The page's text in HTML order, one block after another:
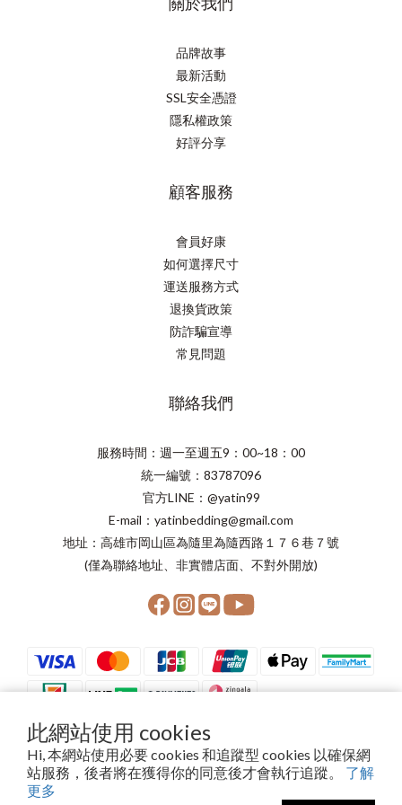
此網站使用 cookies
Hi, 本網站使用必要 cookies 和追蹤型 cookies 以確保網
站服務，後者將在獲得你的同意後才會執行追蹤。 了解
更多
品牌故事
最新活動
SSL安全憑證
隱私權政策
好評分享
顧客服務
會員好康
如何選擇尺寸
運送服務方式
退換貨政策
防詐騙宣導
常見問題
聯絡我們
服務時間：週一至週五9：00~18：00
統一編號：83787096
官方LINE：@yatin99
E-mail：yatinbedding@gmail.com
地址：高雄市岡山區為隨里為隨西路１７６巷７號
(僅為聯絡地址、非實體店面、不對外開放)
Copyright©2024 晨星寢具有限公司